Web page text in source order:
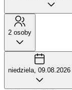
2 osoby
niedziela, 09.08.2026